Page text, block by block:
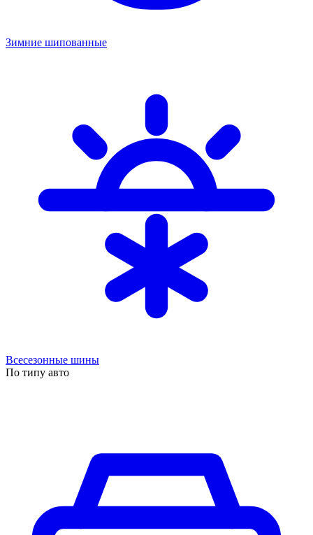
Зимние шипованные
Всесезонные шины
По типу авто